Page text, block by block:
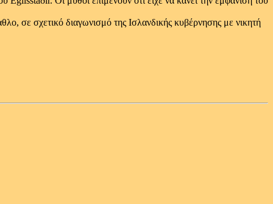
σε σχετικό διαγωνισμό της Ισλανδικής κυβέρνησης με νικητή